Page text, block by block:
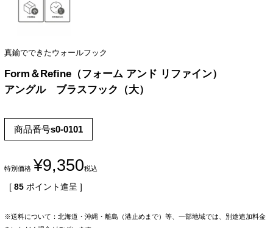
真鍮でできたウォールフック
Form＆Refine（フォーム アンド リファイン）
アングル ブラスフック（大）
商品番号s0-0101
特別価格 ¥9,350税込
[ 85 ポイント進呈 ]
※送料について：北海道・沖縄・離島（港止めまで）等、一部地域では、別途追加料金